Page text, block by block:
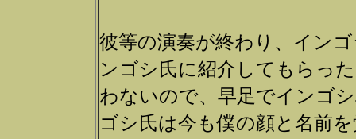
彼等の演奏が終わり、イン
ンゴシ氏に紹介してもらっ
わないので、早足でインゴ
ゴシ氏は今も僕の顔と名前